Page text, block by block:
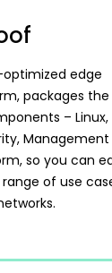
optimized edge
packages the
– Linux,
so you can
of use